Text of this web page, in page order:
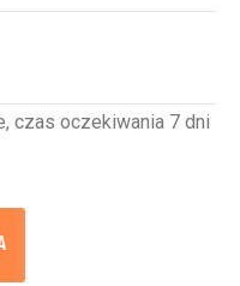
czas oczekiwania 7 dni